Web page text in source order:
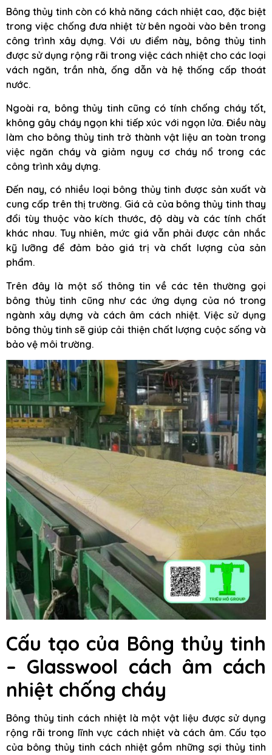
Bông thủy tinh còn có khả năng cách nhiệt cao, đặc biệt
trong việc chống đưa nhiệt từ bên ngoài vào bên trong
công trình xây dựng. Với ưu điểm này, bông thủy tinh
được sử dụng rộng rãi trong việc cách nhiệt cho các loại
vách ngăn, trần nhà, ống dẫn và hệ thống cấp thoát
nước.
Ngoài ra, bông thủy tinh cũng có tính chống cháy tốt,
không gây cháy ngọn khi tiếp xúc với ngọn lửa. Điều này
làm cho bông thủy tinh trở thành vật liệu an toàn trong
việc ngăn cháy và giảm nguy cơ cháy nổ trong các
công trình xây dựng.
Đến nay, có nhiều loại bông thủy tinh được sản xuất và
cung cấp trên thị trường. Giá cả của bông thủy tinh thay
đổi tùy thuộc vào kích thước, độ dày và các tính chất
khác nhau. Tuy nhiên, mức giá vẫn phải được cân nhắc
kỹ lưỡng để đảm bảo giá trị và chất lượng của sản
phẩm.
Trên đây là một số thông tin về các tên thường gọi
bông thủy tinh cũng như các ứng dụng của nó trong
ngành xây dựng và cách âm cách nhiệt. Việc sử dụng
bông thủy tinh sẽ giúp cải thiện chất lượng cuộc sống và
bảo vệ môi trường.
Cấu tạo của Bông thủy tinh
– Glasswool cách âm cách
nhiệt chống cháy
Bông thủy tinh cách nhiệt là một vật liệu được sử dụng
rộng rãi trong lĩnh vực cách nhiệt và cách âm. Cấu tạo
của bông thủy tinh cách nhiệt gồm những sợi thủy tinh